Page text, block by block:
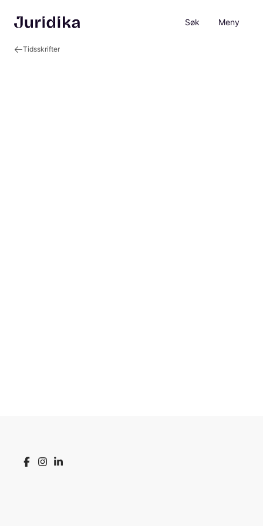
Søk Meny
Tidsskrifter